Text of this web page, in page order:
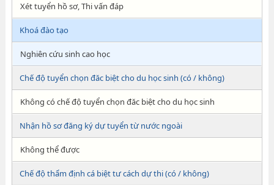
Xét tuyển hồ sơ, Thi vấn đáp
Khoá đào tạo
Nghiên cứu sinh cao học
Chế độ tuyển chọn đăc biệt cho du học sinh (có / không)
Không có chế độ tuyển chọn đăc biệt cho du học sinh
Nhận hồ sơ đăng ký dự tuyển từ nước ngoài
Không thể được
Chế độ thẩm định cá biệt tư cách dự thi (có / không)